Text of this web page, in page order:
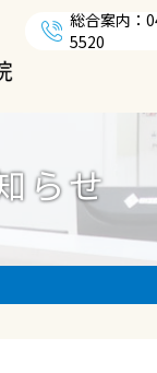
総合案内：
5520
らせ